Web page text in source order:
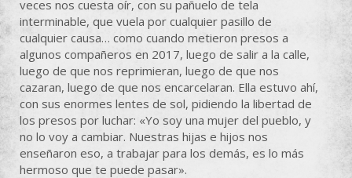
veces nos cuesta oír, con su pañuelo de tela
interminable, que vuela por cualquier pasillo de
cualquier causa… como cuando metieron presos a
algunos compañeros en 2017, luego de salir a la calle,
luego de que nos reprimieran, luego de que nos
cazaran, luego de que nos encarcelaran. Ella estuvo ahí,
con sus enormes lentes de sol, pidiendo la libertad de
los presos por luchar: «Yo soy una mujer del pueblo, y
no lo voy a cambiar. Nuestras hijas e hijos nos
enseñaron eso, a trabajar para los demás, es lo más
hermoso que te puede pasar».